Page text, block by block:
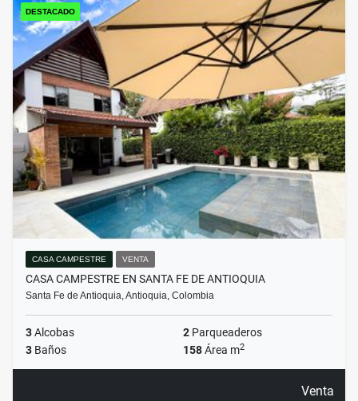
DESTACADO
CASA CAMPESTRE VENTA
CASA CAMPESTRE EN SANTA FE DE ANTIOQUIA
Santa Fe de Antioquia, Antioquia, Colombia
3Alcobas 2 Parqueaderos
3 Baños 158Área m2
Venta